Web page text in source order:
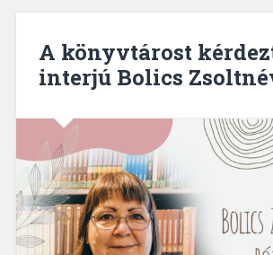
A könyvtárost
interjú Bolics